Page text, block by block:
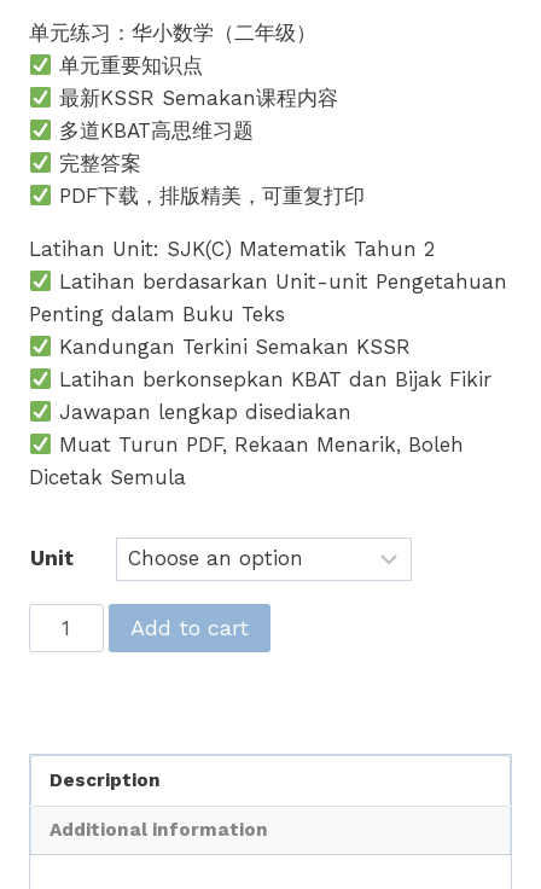
was:
RM9.90.
is:
RM5.90.
单元练习：华小数学（二年级）
单元重要知识点
最新KSSR Semakan课程内容
多道KBAT高思维习题
完整答案
PDF下载，排版精美，可重复打印
Latihan Unit: SJK(C) Matematik Tahun 2
Latihan berdasarkan Unit-unit Pengetahuan
Penting dalam Buku Teks
Kandungan Terkini Semakan KSSR
Latihan berkonsepkan KBAT dan Bijak Fikir
Jawapan lengkap disediakan
Muat Turun PDF, Rekaan Menarik, Boleh
Dicetak Semula
Unit
元
华
数
Add to cart
Description
Additional information